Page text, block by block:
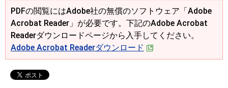
PDFの閲覧にはAdobe社の無償のソフトウェア「Adobe
Acrobat Reader」が必要です。下記のAdobe Acrobat
Readerダウンロードページから入手してください。
Adobe Acrobat Readerダウンロード